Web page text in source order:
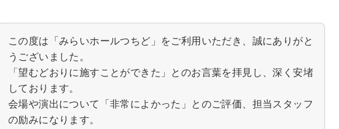
この度は「みらいホールつちど」をご利用いただき、誠にありがと
うございました。
「望むどおりに施すことができた」とのお言葉を拝見し、深く安堵
しております。
会場や演出について「非常によかった」とのご評価、担当スタッフ
の励みになります。